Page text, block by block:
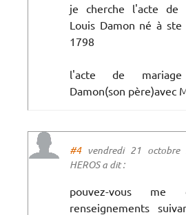
je cherche l'acte de
Louis Damon né à
1798
l'acte de
Damon(son père)avec
#4vendredi 21 octobre
HEROS a dit :
pouvez-vous me
renseignements